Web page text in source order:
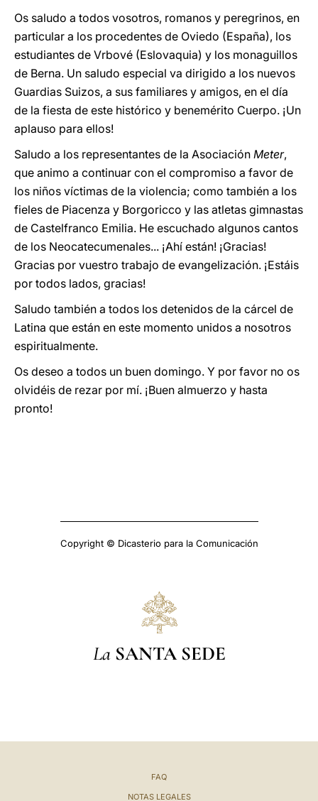
Os saludo a todos vosotros, romanos y peregrinos, en
particular a los procedentes de Oviedo (España), los
estudiantes de Vrbové (Eslovaquia) y los monaguillos
de Berna. Un saludo especial va dirigido a los nuevos
Guardias Suizos, a sus familiares y amigos, en el día
de la fiesta de este histórico y benemérito Cuerpo. ¡Un
aplauso para ellos!
Saludo a los representantes de la Asociación Meter,
que animo a continuar con el compromiso a favor de
los niños víctimas de la violencia; como también a los
fieles de Piacenza y Borgoricco y las atletas gimnastas
de Castelfranco Emilia. He escuchado algunos cantos
de los Neocatecumenales... ¡Ahí están! ¡Gracias!
Gracias por vuestro trabajo de evangelización. ¡Estáis
por todos lados, gracias!
Saludo también a todos los detenidos de la cárcel de
Latina que están en este momento unidos a nosotros
espiritualmente.
Os deseo a todos un buen domingo. Y por favor no os
olvidéis de rezar por mí. ¡Buen almuerzo y hasta
pronto!
Copyright © Dicasterio para la Comunicación
La SANTA SEDE
FAQ
NOTAS LEGALES